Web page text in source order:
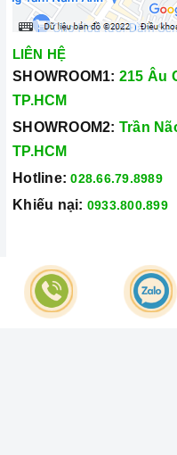
LIÊN HỆ
SHOWROOM1: 215 Âu
TP.HCM
SHOWROOM2: Trần
TP.HCM
Hotline: 028.66.79.8989
Khiếu nại: 0933.800.899
© Bản quyền thuộc về